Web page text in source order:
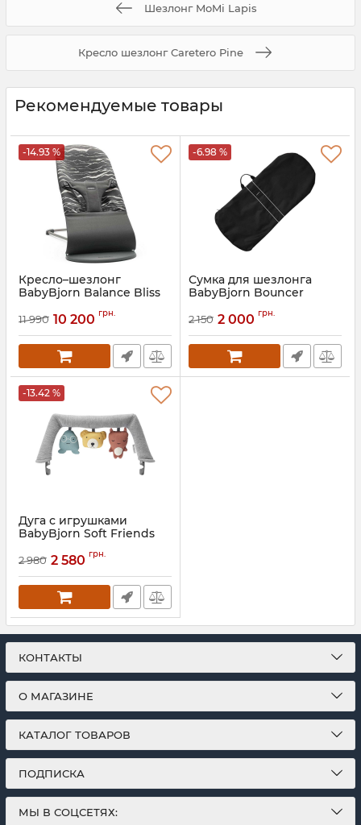
Шезлонг MoMi Lapis
Кресло шезлонг Caretero Pine
Рекомендуемые товары
-14.93 %
Кресло–шезлонг
BabyBjorn Balance Bliss
11 990 10 200 грн.
-6.98 %
Сумка для шезлонга
BabyBjorn Bouncer
2 150 2 000 грн.
-13.42 %
Дуга с игрушками
BabyBjorn Soft Friends
2 980 2 580 грн.
КОНТАКТЫ
О МАГАЗИНЕ
КАТАЛОГ ТОВАРОВ
ПОДПИСКА
МЫ В СОЦСЕТЯХ: